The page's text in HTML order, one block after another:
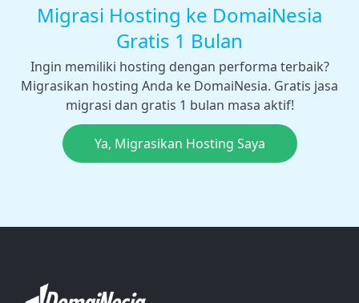
Migrasi Hosting ke DomaiNesia
Gratis 1 Bulan
Ingin memiliki hosting dengan performa terbaik?
Migrasikan hosting Anda ke DomaiNesia. Gratis jasa
migrasi dan gratis 1 bulan masa aktif!
Ya, Migrasikan Hosting Saya